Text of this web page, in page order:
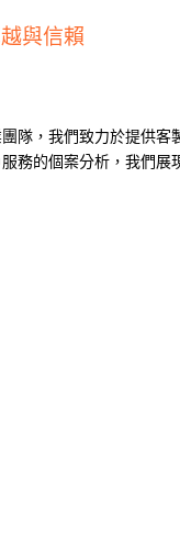
與信賴
，我們致力於提供
的個案分析，我們